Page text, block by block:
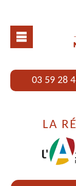
03 59 28
LA